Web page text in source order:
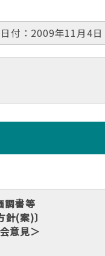
日付：2009年11月4
調書等
針(案)〕
意見＞